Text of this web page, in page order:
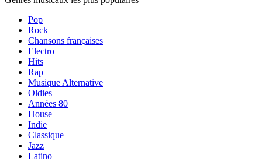
Pop
Rock
Chansons françaises
Electro
Hits
Rap
Musique Alternative
Oldies
Années 80
House
Indie
Classique
Jazz
Latino